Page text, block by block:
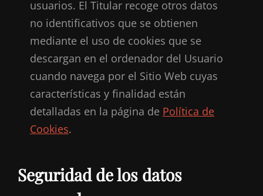
usuarios. El Titular recoge otros datos
no identificativos que se obtienen
mediante el uso de cookies que se
descargan en el ordenador del Usuario
cuando navega por el Sitio Web cuyas
características y finalidad están
detalladas en la página de Política de
Cookies.
Seguridad de los datos